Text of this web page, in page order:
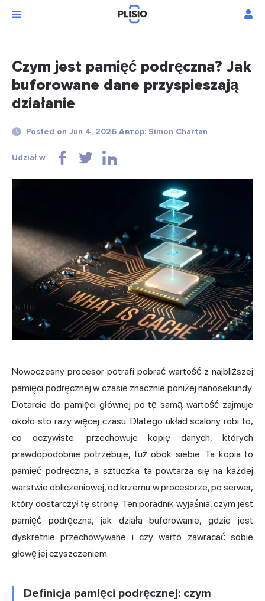
Czym jest pamięć podręczna? Jak
buforowane dane przyspieszają
działanie
Posted on Jun 4, 2026 Автор: Simon Chartan
Udział w
Nowoczesny procesor potrafi pobrać wartość z najbliższej
pamięci podręcznej w czasie znacznie poniżej nanosekundy.
Dotarcie do pamięci głównej po tę samą wartość zajmuje
około sto razy więcej czasu. Dlatego układ scalony robi to,
co oczywiste: przechowuje kopię danych, których
prawdopodobnie potrzebuje, tuż obok siebie. Ta kopia to
pamięć podręczna, a sztuczka ta powtarza się na każdej
warstwie obliczeniowej, od krzemu w procesorze, po serwer,
który dostarczył tę stronę. Ten poradnik wyjaśnia, czym jest
pamięć podręczna, jak działa buforowanie, gdzie jest
dyskretnie przechowywane i czy warto zawracać sobie
głowę jej czyszczeniem.
Definicja pamięci podręcznej: czym